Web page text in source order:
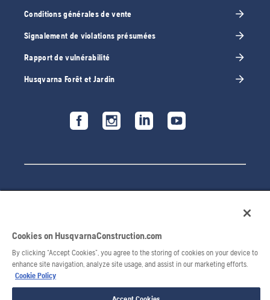
Conditions générales de vente
Signalement de violations présumées
Rapport de vulnérabilité
Husqvarna Forêt et Jardin
© 2026 Husqvarna AB. Tous droits réservés.
Cookies on HusqvarnaConstruction.com
By clicking “Accept Cookies”, you agree to the storing of cookies on your device to
enhance site navigation, analyze site usage, and assist in our marketing efforts.
Cookie Policy